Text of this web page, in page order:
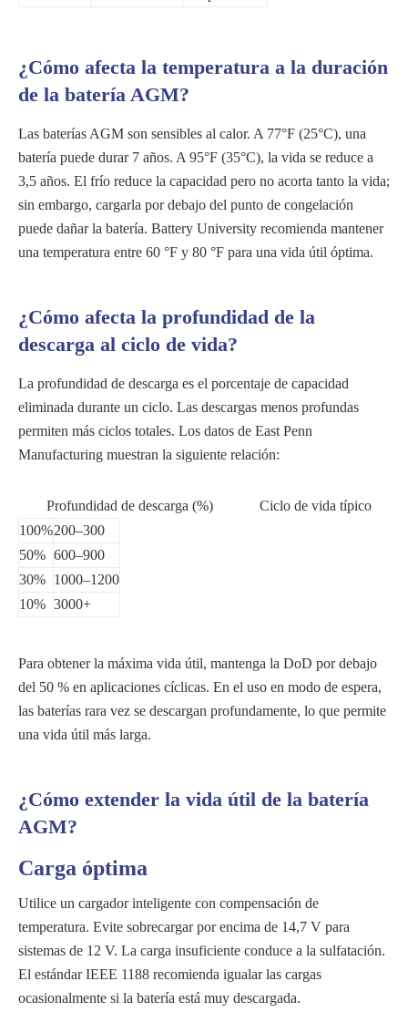
¿Cómo afecta la temperatura a la duración
de la batería AGM?
Las baterías AGM son sensibles al calor. A 77°F (25°C), una
batería puede durar 7 años. A 95°F (35°C), la vida se reduce a
3,5 años. El frío reduce la capacidad pero no acorta tanto la vida;
sin embargo, cargarla por debajo del punto de congelación
puede dañar la batería. Battery University recomienda mantener
una temperatura entre 60 °F y 80 °F para una vida útil óptima.
¿Cómo afecta la profundidad de la
descarga al ciclo de vida?
La profundidad de descarga es el porcentaje de capacidad
eliminada durante un ciclo. Las descargas menos profundas
permiten más ciclos totales. Los datos de East Penn
Manufacturing muestran la siguiente relación:
Profundidad de descarga (%)
Ciclo de vida típico
100%200–300
50% 600–900
30% 1000–1200
10% 3000+
Para obtener la máxima vida útil, mantenga la DoD por debajo
del 50 % en aplicaciones cíclicas. En el uso en modo de espera,
las baterías rara vez se descargan profundamente, lo que permite
una vida útil más larga.
¿Cómo extender la vida útil de la batería
AGM?
Carga óptima
Utilice un cargador inteligente con compensación de
temperatura. Evite sobrecargar por encima de 14,7 V para
sistemas de 12 V. La carga insuficiente conduce a la sulfatación.
El estándar IEEE 1188 recomienda igualar las cargas
ocasionalmente si la batería está muy descargada.